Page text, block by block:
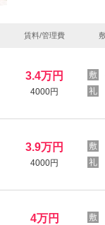
賃料/管理費
3.4万円
4000円
3.9万円
4000円
4万円